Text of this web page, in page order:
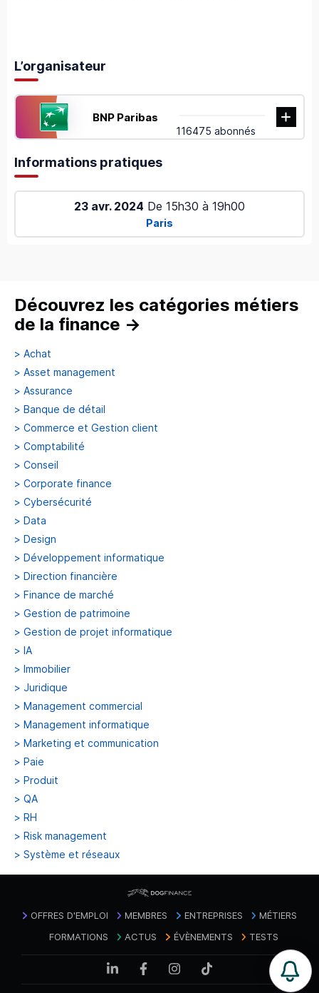
L’organisateur
BNP Paribas
116475 abonnés
Informations pratiques
23 avr. 2024 De 15h30 à 19h00
Paris
Découvrez les catégories métiers
de la finance →
> Achat
> Asset management
> Assurance
> Banque de détail
> Commerce et Gestion client
> Comptabilité
> Conseil
> Corporate finance
> Cybersécurité
> Data
> Design
> Développement informatique
> Direction financière
> Finance de marché
> Gestion de patrimoine
> Gestion de projet informatique
> IA
> Immobilier
> Juridique
> Management commercial
> Management informatique
> Marketing et communication
> Paie
> Produit
> QA
> RH
> Risk management
> Système et réseaux
OFFRES D'EMPLOI MEMBRES ENTREPRISES
MÉTIERS
FORMATIONS
ACTUS ÉVÈNEMENTS TESTS